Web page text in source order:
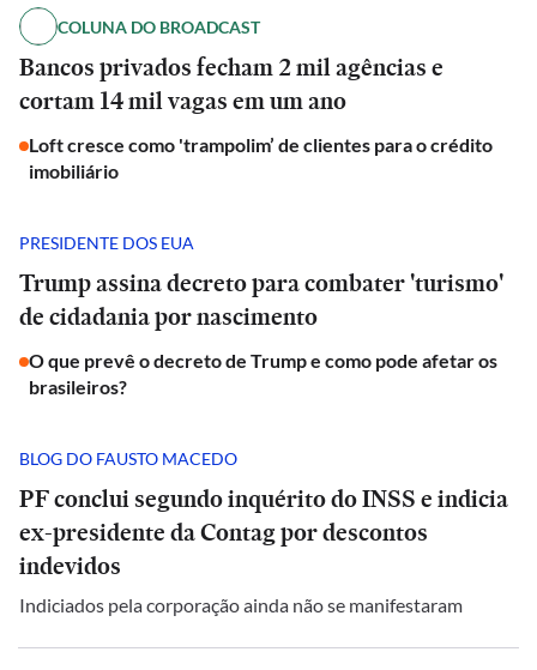
COLUNA DO BROADCAST
Bancos privados fecham 2 mil agências e
cortam 14 mil vagas em um ano
Loft cresce como 'trampolim’ de clientes para o crédito
imobiliário
PRESIDENTE DOS EUA
Trump assina decreto para combater 'turismo'
de cidadania por nascimento
O que prevê o decreto de Trump e como pode afetar os
brasileiros?
BLOG DO FAUSTO MACEDO
PF conclui segundo inquérito do INSS e indicia
ex-presidente da Contag por descontos
indevidos
Indiciados pela corporação ainda não se manifestaram